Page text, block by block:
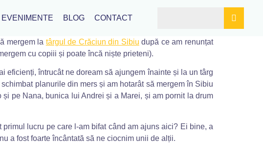
EVENIMENTE BLOG CONTACT
mergem la târgul de Crăciun din Sibiu după ce am renunțat
cu copiii și poate încă niște prieteni).
eficienți, întrucât ne doream să ajungem înainte și la un târg
planurile din mers și am hotarât să mergem în Sibiu
pe Nana, bunica lui Andrei și a Marei, și am pornit la drum
lucru pe care l-am bifat când am ajuns aici? Ei bine, a
a fost foarte încântată să ne ciocnim unii de alții.